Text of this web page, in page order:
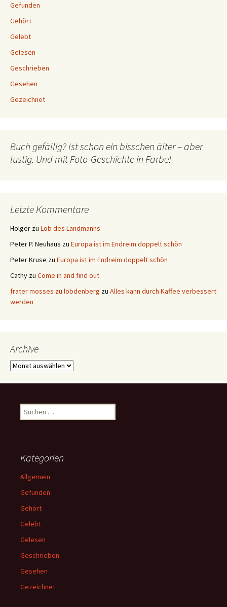
Gefunden
Gehört
Gelebt
Gelesen
Geschrieben
Gesehen
Gezeichnet
Buch gefällig? Ist schon ein bisschen älter – aber
lustig. Und mit Foto-Geschichte in Farbe!
Letzte Kommentare
Holger zu Lob des Landmanns
Peter P. Neuhaus zu Europa ist im Endreim doppelt schön
Peter Kruse zu Europa ist im Endreim doppelt schön
Cathy zu Come in and find out
frater mosses zu lobdenberg zu Alles kann durch Kaffee verbessert
werden
Archive
Archive
Suchen
nach:
Kategorien
Allgemein
Gefunden
Gehört
Gelebt
Gelesen
Geschrieben
Gesehen
Gezeichnet